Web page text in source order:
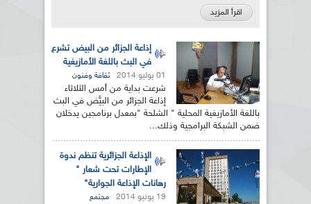
اقرأ المزيد
إذاعة الجزائر من البيض تشرع
في البث باللغة الأمازيغية
01 يوليو 2014 ثقافة وفنون
شرعت بداية من أمس الثلاثاء
إذاعة الجزائر من البيَّض في البث
باللغة الأمازيغية المحلية " الشلحة "بمعدل برنامجين يدخلان
ضمن الشبكة البرامجية وذلك...
الإذاعة الجزائرية تنظم ندوة
الإطارات تحت شعار "
رهانات الإذاعة الجوارية"
19 يونيو 2014 مجتمع